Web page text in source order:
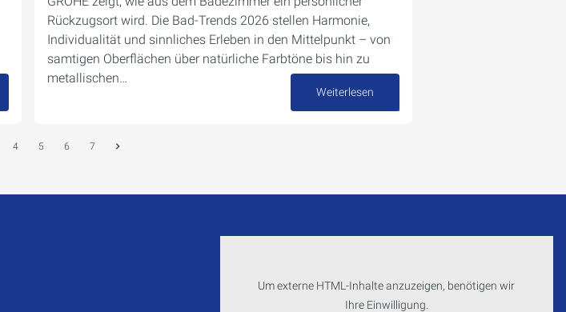
Rückzugsort wird. Die Bad-Trends 2026 stellen Harmonie,
Individualität und sinnliches Erleben in den Mittelpunkt – von
samtigen Oberflächen über natürliche Farbtöne bis hin zu
metallischen…
Weiterlesen
4 5 6 7
Um externe HTML-Inhalte anzuzeigen, benötigen wir
Ihre Einwilligung.